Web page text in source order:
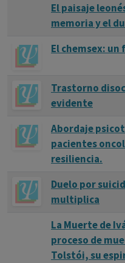
orden de Kurt Schneider
El paisaje
memoria y el
El chemsex:
Trastorno
evidente
Abordaje
pacientes
resiliencia.
Duelo por
multiplica
La Muerte de
proceso de
Tolstói, su